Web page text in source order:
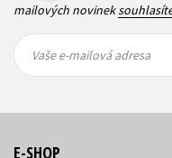
mailových novinek
mailová
mailová
Vaše e-mailová adresa
E-SHOP